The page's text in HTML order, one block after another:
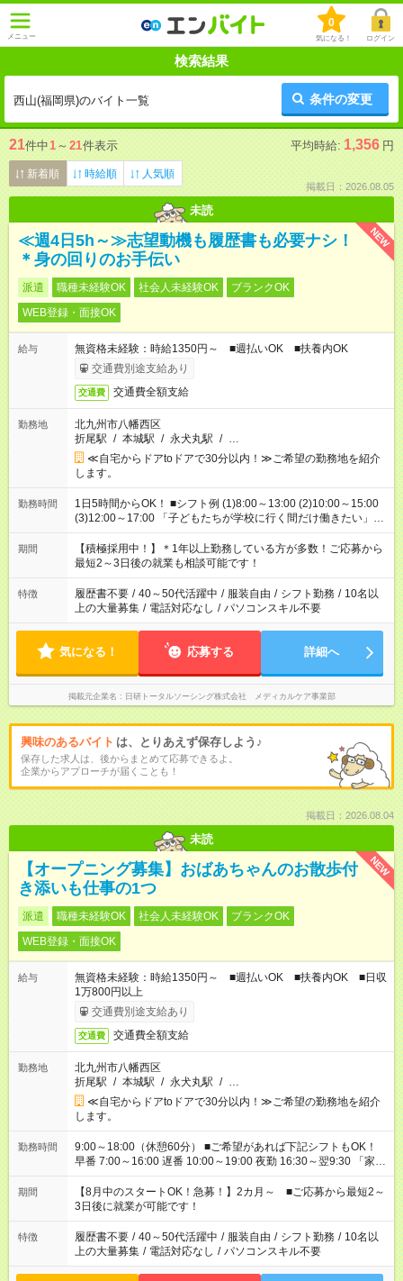
メニュー
0
気になる！ ログイン
検索結果
西山(福岡県)のバイト一覧 条件の変更
21件中1 ～ 21件表示 平均時給: 1,356 円
新着順 時給順 人気順
掲載日：2026.08.05
未読
NEW
≪週4日5h～≫志望動機も履歴書も必要ナシ！
＊身の回りのお手伝い
派遣 職種未経験OK 社会人未経験OK
ブランクOK
WEB登録・面接OK
給与
無資格未経験：時給1350円～ ■週払いOK ■扶養内OK
交通費別途支給あり
交通費 交通費全額支給
勤務地
北九州市八幡西区
折尾駅 / 本城駅 / 永犬丸駅 / …
≪自宅からドアtoドアで30分以内！≫ご希望の勤務地を紹介
します。
勤務時間
1日5時間からOK！ ■シフト例 (1)8:00～13:00 (2)10:00～15:00
(3)12:00～17:00 「子どもたちが学校に行く間だけ働きたい」
「余裕を持って夕飯の準備がしたい」 「午前中は働いて、午後
はプライベートの時間にしたい」 など、ご希望を教えてくださ
いね。 ※Wワーク希望の方へ 今ご覧のお仕事で希望する勤務時
間と、もう1つのお仕事の勤務時間。 合計で週40時間を超える
場合は応募できません。
期間
【積極採用中！】＊1年以上勤務している方が多数！ご応募から
最短2～3日後の就業も相談可能です！
特徴 履歴書不要 / 40～50代活躍中 / 服装自由 / シフト勤務 / 10名以
上の大量募集 / 電話対応なし / パソコンスキル不要
気になる！ 応募する 詳細へ
掲載元企業名 日研トータルソーシング株式会社 メディカルケア事業部
興味のあるバイト は、とりあえず保存しよう♪
保存した求人は、後からまとめて応募できるよ。
企業からアプローチが届くことも！
掲載日：2026.08.04
未読
NEW
【オープニング募集】おばあちゃんのお散歩付
き添いも仕事の1つ
派遣 職種未経験OK 社会人未経験OK
ブランクOK
WEB登録・面接OK
給与
無資格未経験：時給1350円～ ■週払いOK ■扶養内OK ■日収
1万800円以上
交通費別途支給あり
交通費 交通費全額支給
勤務地
北九州市八幡西区
折尾駅 / 本城駅 / 永犬丸駅 / …
≪自宅からドアtoドアで30分以内！≫ご希望の勤務地を紹介
します。
勤務時間
9:00～18:00（休憩60分） ■ご希望があれば下記シフトもOK！
早番 7:00～16:00 遅番 10:00～19:00 夜勤 16:30～翌9:30 「家族
と休みを合わせたい」 「余裕を持って夕飯の準備がしたい」
「できれば残業はしたくない」 など、ご希望を教えてください
ね。 ※Wワーク希望の方へ 今ご覧のお仕事で希望する勤務時間
と、もう1つのお仕事の勤務時間。 合計で週40時間を超える場
合は応募できません。
期間
【8月中のスタートOK！急募！】2カ月～ ■ご応募から最短2～
3日後に就業が可能です！
特徴 履歴書不要 / 40～50代活躍中 / 服装自由 / シフト勤務 / 10名以
上の大量募集 / 電話対応なし / パソコンスキル不要